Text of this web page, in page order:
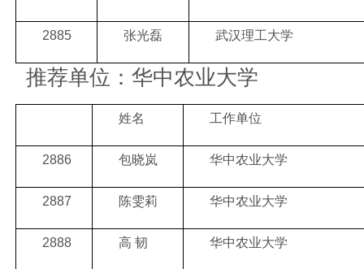
2885 张光磊 武汉理工大学
推荐单位：华中农业大学
姓名 工作单位
2886 包晓岚 华中农业大学
2887 陈雯莉 华中农业大学
2888 高 韧 华中农业大学